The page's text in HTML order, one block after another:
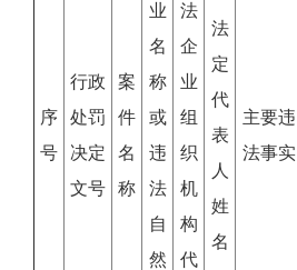
序
号
行政
处罚
决定
文号
案
件
名
称
业
名
称
或
违
法
自
然
法
企
业
组
织
机
构
代
法
定
代
表
人
姓
名
主要违
法事实